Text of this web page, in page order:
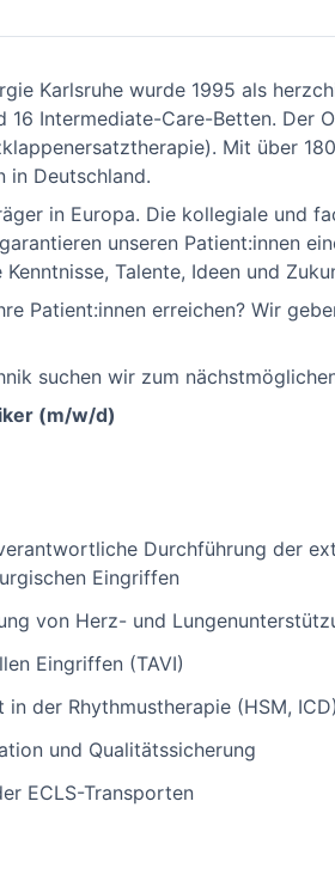
Karlsruhe wurde 1995 als
16 Intermediate-Care-Betten. Der
Mit über
in Deutschland.
in Europa. Die kollegiale und
unseren Patient:innen
Talente, Ideen und
Patient:innen erreichen? Wir
suchen wir zum
(m/w/d)
Durchführung der
Eingriffen
von Herz- und
Eingriffen (TAVI)
der Rhythmustherapie (HSM,
und Qualitätssicherung
ECLS-Transporten